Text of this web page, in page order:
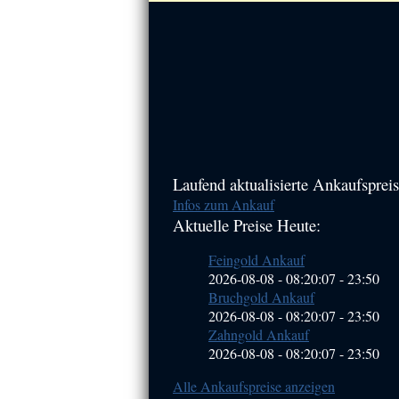
Haupt-
Sidebar
Laufend aktualisierte
Infos zum Ankauf
Aktuelle Preise Heute:
Feingold Ankauf
2026-08-08 - 08:20:07 -23:50
Bruchgold Ankauf
2026-08-08 - 08:20:07 -23:50
Zahngold Ankauf
2026-08-08 - 08:20:07 -23:50
Alle Ankaufspreise anzeigen